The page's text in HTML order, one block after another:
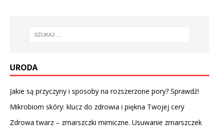
URODA
Jakie są przyczyny i sposoby na rozszerzone pory? Sprawdź!
Mikrobiom skóry: klucz do zdrowia i piękna Twojej cery
Zdrowa twarz – zmarszczki mimiczne. Usuwanie zmarszczek